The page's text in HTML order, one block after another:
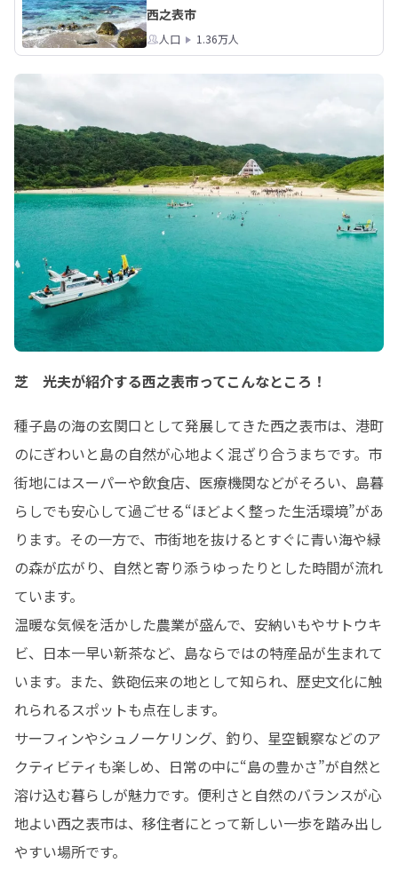
西之表市
人口 1.36万人
芝 光夫が紹介する西之表市ってこんなところ！
種子島の海の玄関口として発展してきた西之表市は、港町
のにぎわいと島の自然が心地よく混ざり合うまちです。市
街地にはスーパーや飲食店、医療機関などがそろい、島暮
らしでも安心して過ごせる“ほどよく整った生活環境”があ
ります。その一方で、市街地を抜けるとすぐに青い海や緑
の森が広がり、自然と寄り添うゆったりとした時間が流れ
ています。
温暖な気候を活かした農業が盛んで、安納いもやサトウキ
ビ、日本一早い新茶など、島ならではの特産品が生まれて
います。また、鉄砲伝来の地として知られ、歴史文化に触
れられるスポットも点在します。
サーフィンやシュノーケリング、釣り、星空観察などのア
クティビティも楽しめ、日常の中に“島の豊かさ”が自然と
溶け込む暮らしが魅力です。便利さと自然のバランスが心
地よい西之表市は、移住者にとって新しい一歩を踏み出し
やすい場所です。